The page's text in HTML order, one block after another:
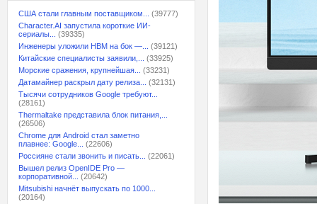
США стали главным поставщиком...
(39777)
Character.AI запустила короткие ИИ-
сериалы...
(39335)
Инженеры уложили HBM на бок —...
(39121)
Китайские специалисты заявили,...
(33925)
Морские сражения, крупнейшая...
(33231)
Датамайнер раскрыл дату релиза...
(32131)
Тысячи сотрудников Google требуют...
(28161)
Thermaltake представила блок питания,...
(26506)
Chrome для Android стал заметно
плавнее: Google...
(22606)
Россияне стали звонить и писать...
(22061)
Вышел релиз OpenIDE Pro —
корпоративной...
(20642)
Mitsubishi начнёт выпускать по 1000...
(20164)